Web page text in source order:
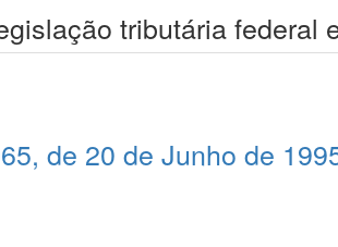
tributária federal
de 20 de Junho de